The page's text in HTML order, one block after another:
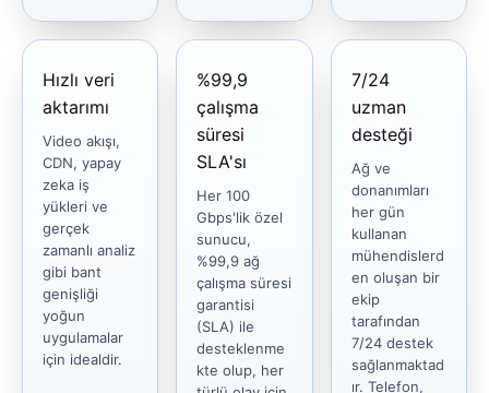
Hızlı veri
aktarımı
Video akışı,
CDN, yapay
zeka iş
yükleri ve
gerçek
zamanlı analiz
gibi bant
genişliği
yoğun
uygulamalar
için idealdir.
%99,9
çalışma
süresi
SLA'sı
Her 100
Gbps'lik özel
sunucu,
%99,9 ağ
çalışma süresi
garantisi
(SLA) ile
desteklenme
kte olup, her
7/24
uzman
desteği
Ağ ve
donanımları
her gün
kullanan
mühendislerd
en oluşan bir
ekip
tarafından
7/24 destek
sağlanmaktad
ır. Telefon,